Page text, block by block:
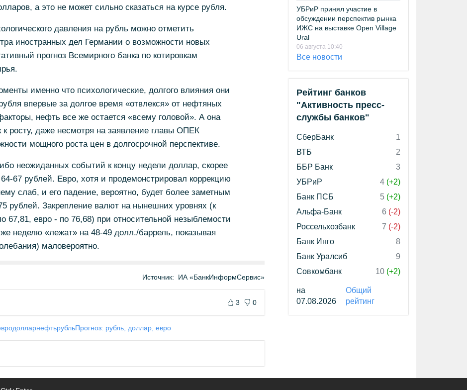
а это не может сильно сказаться на курсе рубля.
давления на рубль можно отметить
иностранных дел Германии о возможности новых
прогноз Всемирного банка по котировкам
именно что психологические, долгого влияния они
впервые за долгое время «отвлекся» от нефтяных
нефть все же остается «всему головой». А она
к росту, даже несмотря на заявление главы ОПЕК
мощного роста цен в долгосрочной перспективе.
неожиданных событий к концу недели доллар, скорее
67 рублей. Евро, хотя и продемонстрировал коррекцию
слаб, и его падение, вероятно, будет более заметным
рублей. Закрепление валют на нынешних уровнях (к
67,81, евро - по 76,68) при относительной незыблемости
неделю «лежат» на 48-49 долл./баррель, показывая
маловероятно.
Источник: ИА «БанкИнформСервис»
3 0
долларнефтьрубльПрогноз: рубль, доллар, евро
УБРиР принял участие в
обсуждении перспектив рынка
ИЖС на выставке Open Village
Ural
06 августа 10:40
Все новости
Рейтинг банков
"Активность пресс-
службы банков"
СберБанк
1
ВТБ
2
ББР Банк
3
УБРиР
4 (+2)
Банк ПСБ
5 (+2)
Альфа-Банк
6 (-2)
Россельхозбанк
7 (-2)
Банк Инго
8
Банк Уралсиб
9
Совкомбанк
10 (+2)
на
07.08.2026
Общий
рейтинг